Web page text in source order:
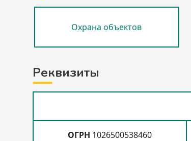
Охрана объектов
Реквизиты
ОГРН 1026500538460